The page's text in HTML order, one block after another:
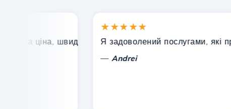
ціна, швидка та ефективна технічна підтримка.
★★★★★
Я задоволений послугами, які
Andrei